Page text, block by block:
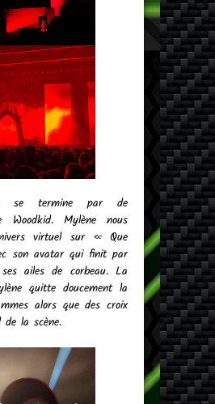
se termine par de
Woodkid. Mylène nous
virtuel sur « Que
son avatar qui finit par
ailes de corbeau. La
quitte doucement la
alors que des croix
de la scène.